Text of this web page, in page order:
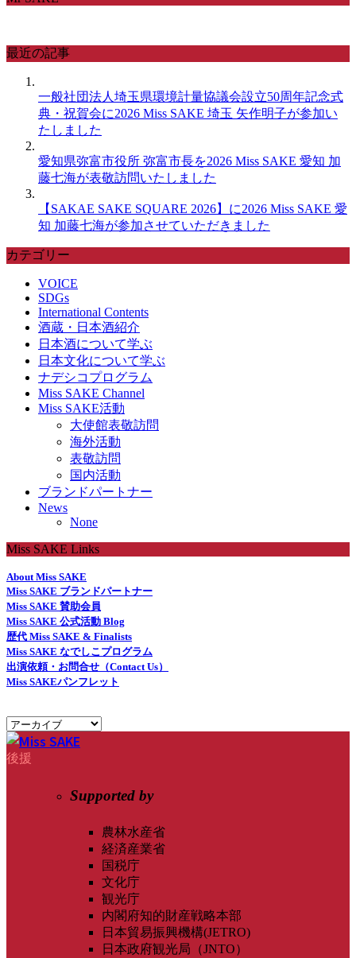
最近の記事
一般社団法人埼玉県環境計量協議会設立50周年記念式
典・祝賀会に2026 Miss SAKE 埼玉 矢作明子が参加い
たしました
愛知県弥富市役所 弥富市長を2026 Miss SAKE 愛知 加
藤七海が表敬訪問いたしました
【SAKAE SAKE SQUARE 2026】に2026 Miss SAKE 愛
知 加藤七海が参加させていただきました
カテゴリー
VOICE
SDGs
International Contents
酒蔵・日本酒紹介
日本酒について学ぶ
日本文化について学ぶ
ナデシコプログラム
Miss SAKE Channel
Miss SAKE活動
大使館表敬訪問
海外活動
表敬訪問
国内活動
ブランドパートナー
News
None
Miss SAKE Links
About Miss SAKE
Miss SAKE ブランドパートナー
Miss SAKE 賛助会員
Miss SAKE 公式活動 Blog
歴代 Miss SAKE & Finalists
Miss SAKE なでしこプログラム
出演依頼・お問合せ（Contact Us）
Miss SAKEパンフレット
後援
Supported by
農林水産省
経済産業省
国税庁
文化庁
観光庁
内閣府知的財産戦略本部
日本貿易振興機構(JETRO)
日本政府観光局（JNTO）